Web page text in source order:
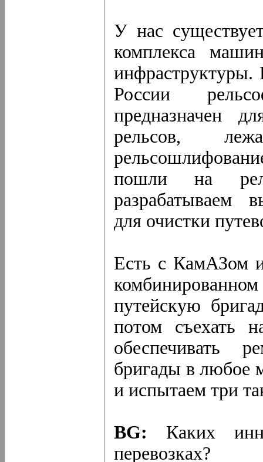
У нас
комплекса
России
предназначен
рельсов,
пошли на
разрабатываем
для очистки
Есть с КамАЗом
путейскую
потом съехать
обеспечивать
бригады в любое
и испытаем три
BG: Каких
перевозках?